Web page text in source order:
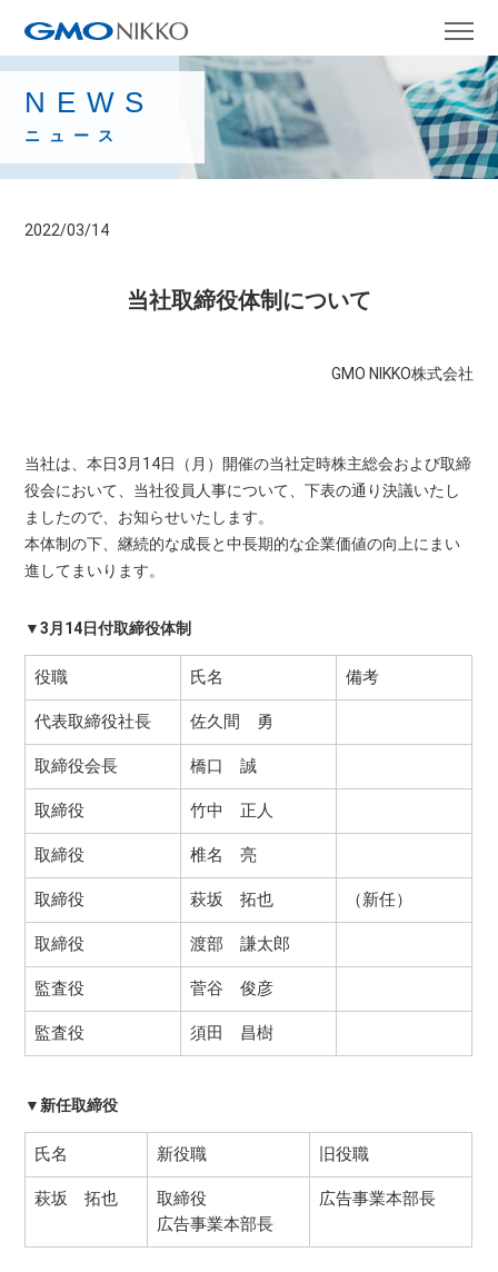
NEWS
ニュース
2022/03/14
当社取締役体制について
GMO NIKKO株式会社
当社は、本日3月14日（月）開催の当社定時株主総会および取締
役会において、当社役員人事について、下表の通り決議いたし
ましたので、お知らせいたします。
本体制の下、継続的な成長と中長期的な企業価値の向上にまい
進してまいります。
▼3月14日付取締役体制
役職 氏名 備考
代表取締役社長 佐久間 勇
取締役会長 橋口 誠
取締役 竹中 正人
取締役 椎名 亮
取締役 萩坂 拓也 （新任）
取締役 渡部 謙太郎
監査役 菅谷 俊彦
監査役 須田 昌樹
▼新任取締役
氏名 新役職 旧役職
萩坂 拓也
取締役
広告事業本部長
広告事業本部長